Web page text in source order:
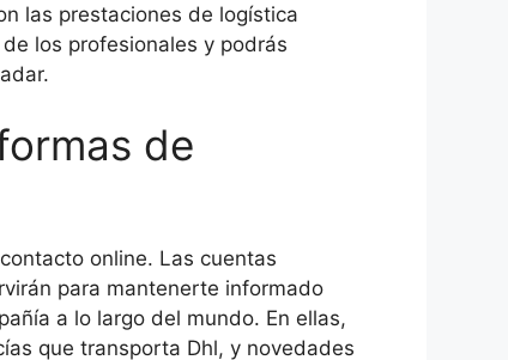
las prestaciones de logística
los profesionales y podrás
de
online. Las cuentas
para mantenerte informado
a lo largo del mundo. En ellas,
que transporta Dhl, y novedades